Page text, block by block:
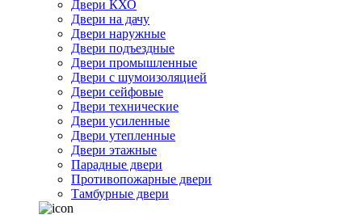
Двери КХО
Двери на дачу
Двери наружные
Двери подъездные
Двери промышленные
Двери с шумоизоляцией
Двери сейфовые
Двери технические
Двери усиленные
Двери утепленные
Двери этажные
Парадные двери
Противопожарные двери
Тамбурные двери